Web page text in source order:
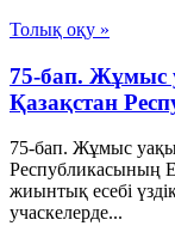
Толық оқу »
75-бап. Жұмыс
Қазақстан
75-бап. Жұмыс
Республикасының
жиынтық есебі
учаскелерде...